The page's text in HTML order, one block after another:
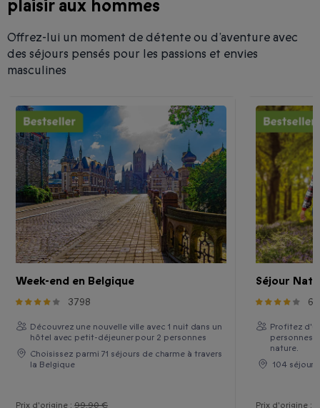
plaisir aux hommes
Offrez-lui un moment de détente ou d’aventure avec
des séjours pensés pour les passions et envies
masculines
Week-end en Belgique
3798
Découvrez une nouvelle ville avec 1 nuit dans un
hôtel avec petit-déjeuner pour 2 personnes
Choisissez parmi 71 séjours de charme à travers
la Belgique
Prix d'origine : 99,90 €
Séjour
Profitez
personnes
nature.
104
Prix d'origine :